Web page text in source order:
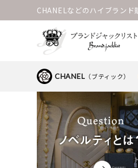
CHANELなどのハイブラン
CHANEL （ブティック）